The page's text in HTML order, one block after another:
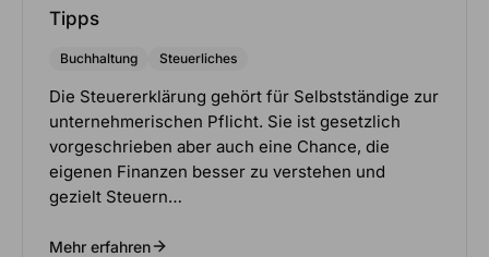
Tipps
Buchhaltung Steuerliches
Die Steuererklärung gehört für Selbstständige zur
unternehmerischen Pflicht. Sie ist gesetzlich
vorgeschrieben aber auch eine Chance, die
eigenen Finanzen besser zu verstehen und
gezielt Steuern…
Mehr erfahren